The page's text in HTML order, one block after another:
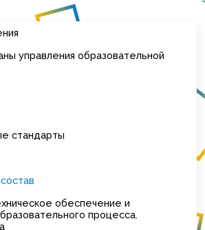
управления образовательной
стандарты
обеспечение и
процесса.